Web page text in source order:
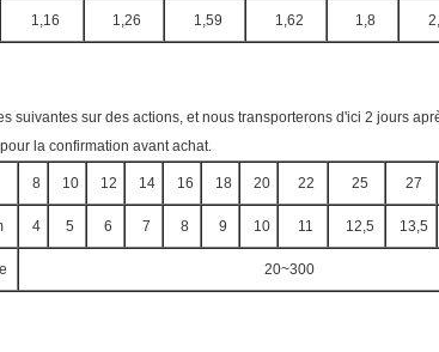
1,16 1,26 1,59 1,62 1,8
suivantes sur des actions, et nous transporterons d'ici 2 jours
la confirmation avant achat.
8 10 12 14 16 18 20 22 25 27
4 5 6 7 8 9 10 11 12,5 13,5
20~300